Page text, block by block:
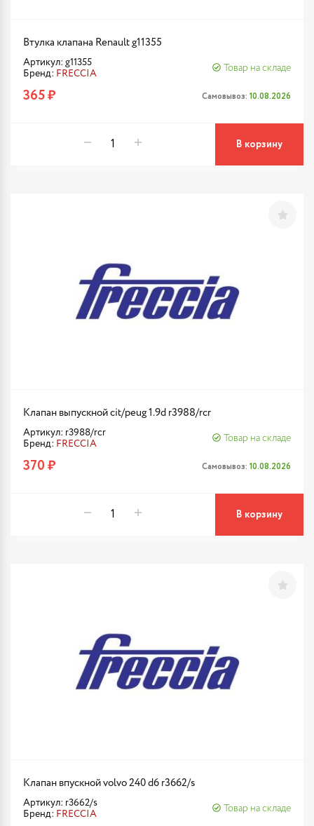
Втулка клапана Renault g11355
Артикул: g11355
Бренд: FRECCIA
Товар на складе
365 ₽ Самовывоз: 10.08.2026
В корзину
Клапан выпускной cit/peug 1.9d r3988/rcr
Артикул: r3988/rcr
Бренд: FRECCIA
Товар на складе
370 ₽ Самовывоз: 10.08.2026
В корзину
Клапан впускной volvo 240 d6 r3662/s
Артикул: r3662/s
Бренд: FRECCIA
Товар на складе